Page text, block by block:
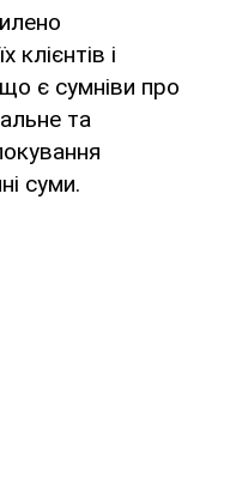
і
є сумніви про
та
суми.